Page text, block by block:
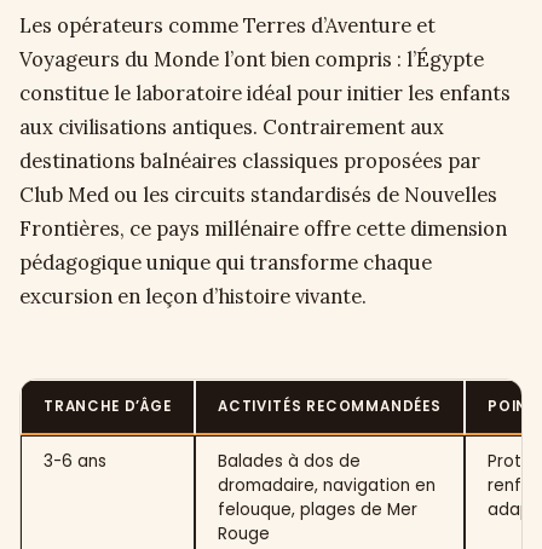
Les opérateurs comme Terres d’Aventure et
Voyageurs du Monde l’ont bien compris : l’Égypte
constitue le laboratoire idéal pour initier les enfants
aux civilisations antiques. Contrairement aux
destinations balnéaires classiques proposées par
Club Med ou les circuits standardisés de Nouvelles
Frontières, ce pays millénaire offre cette dimension
pédagogique unique qui transforme chaque
excursion en leçon d’histoire vivante.
TRANCHE D’ÂGE ACTIVITÉS RECOMMANDÉES
3-6 ans
Balades à dos de
dromadaire, navigation en
felouque, plages de Mer
Rouge